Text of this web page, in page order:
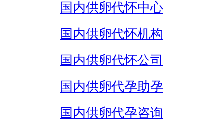
国内供卵代怀中心
国内供卵代怀机构
国内供卵代怀公司
国内供卵代孕助孕
国内供卵代孕咨询